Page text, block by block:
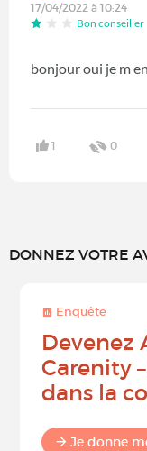
17/04/2022 à 10:24
Bon conseiller
bonjour oui je m
1 0
DONNEZ VOTRE
Enquête
Devenez
Carenity
dans la
Je donne